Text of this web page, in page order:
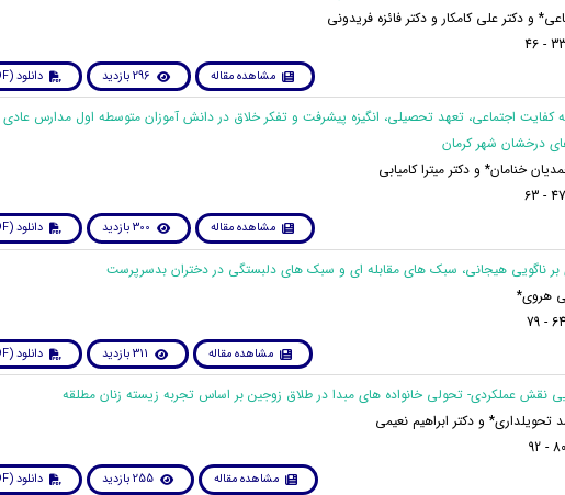
و دکتر علی کامکار و دکتر فائزه فریدونی
مشاهده مقاله 296 بازدید دانلود (PDF)
کفایت اجتماعی، تعهد تحصیلی، انگیزه پیشرفت و تفکر خلاق در دانش آموزان متوسطه اول مدارس عادی
درخشان شهر کرمان
خنامان* و دکتر میترا کامیابی
مشاهده مقاله 300 بازدید دانلود (PDF)
هروی*
مشاهده مقاله 311 بازدید دانلود (PDF)
و دکتر ابراهیم نعیمی
مشاهده مقاله 255 بازدید دانلود (PDF)